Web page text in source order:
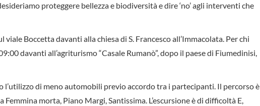
proteggere bellezza e biodiversità e dire ‘no’ agli interventi che
Boccetta davanti alla chiesa di S. Francesco all’Immacolata. Per chi
davanti all’agriturismo “Casale Rumanò”, dopo il paese di Fiumedinisi,
l’utilizzo di meno automobili previo accordo tra i partecipanti. Il percorso è
morta, Piano Margi, Santissima. L’escursione è di difficoltà E,